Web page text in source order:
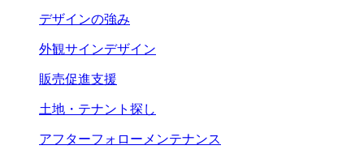
デザインの強み
外観サインデザイン
販売促進支援
土地・テナント探し
アフターフォローメンテナンス